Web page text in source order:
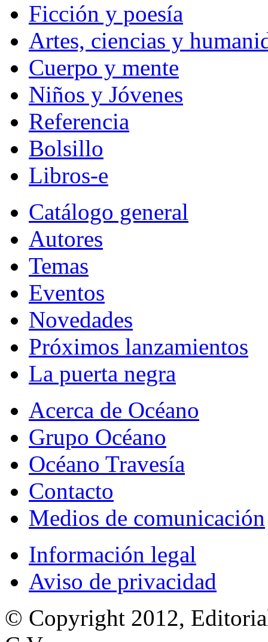
Ficción y poesía
Artes, ciencias y
Cuerpo y mente
Niños y Jóvenes
Referencia
Bolsillo
Libros-e
Catálogo general
Autores
Temas
Eventos
Novedades
Próximos lanzamientos
La puerta negra
Acerca de Océano
Grupo Océano
Océano Travesía
Contacto
Medios de comunicación
Información legal
Aviso de privacidad
© Copyright 2012,